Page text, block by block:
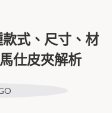
式、尺寸、材
仕皮夾解析